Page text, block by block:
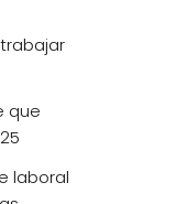
que
laboral